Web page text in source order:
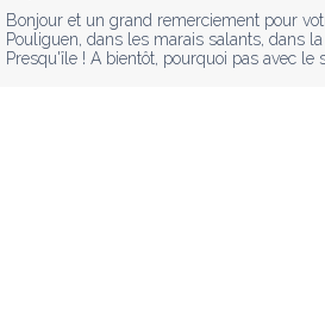
Bonjour et un grand remerciement pour
Pouliguen, dans les marais salants, dans
Presqu'île ! A bientôt, pourquoi pas avec